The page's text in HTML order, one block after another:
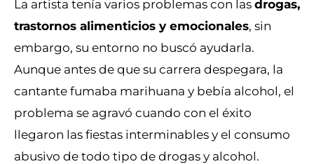
La artista tenía varios problemas con lasdrogas,
trastornos alimenticios y emocionales, sin
embargo, su entorno no buscó ayudarla.
Aunque antes de que su carrera despegara, la
cantante fumaba marihuana y bebía alcohol, el
problema se agravó cuando con el éxito
llegaron las fiestas interminables y el consumo
abusivo de todo tipo de drogas y alcohol.